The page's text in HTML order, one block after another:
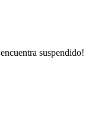
suspendido!